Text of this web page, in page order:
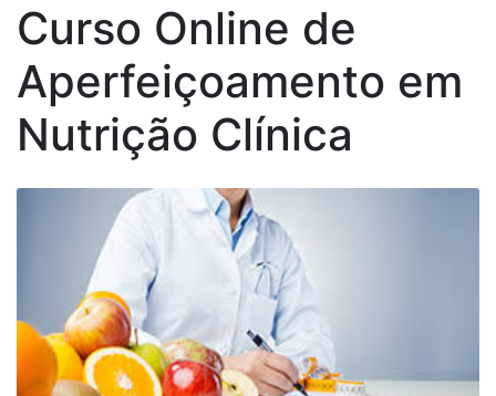
Curso Online de
Aperfeiçoamento em
Nutrição Clínica